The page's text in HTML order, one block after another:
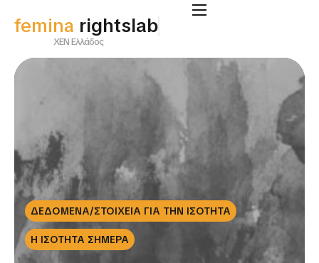
femina rightslab
ΧΕΝ Ελλάδος
ΔΕΔΟΜΕΝΑ/ΣΤΟΙΧΕΙΑ ΓΙΑ ΤΗΝ ΙΣΟΤΗΤΑ
Η ΙΣΟΤΗΤΑ ΣΗΜΕΡΑ